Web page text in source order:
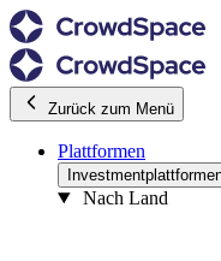
Zurück zum Menü
Plattformen
Nach Land